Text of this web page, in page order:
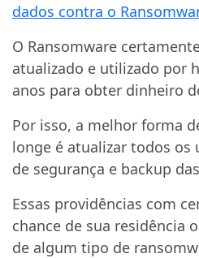
dados contra o
O Ransomware
atualizado e utilizado por
anos para obter dinheiro
Por isso, a melhor forma
longe é atualizar todos os
de segurança e backup
Essas providências com
chance de sua residência
de algum tipo de